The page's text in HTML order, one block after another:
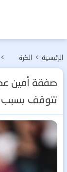
الرئيسية > الكرة
الأوربية
>
صفقة أمين
تتوقف بسبب